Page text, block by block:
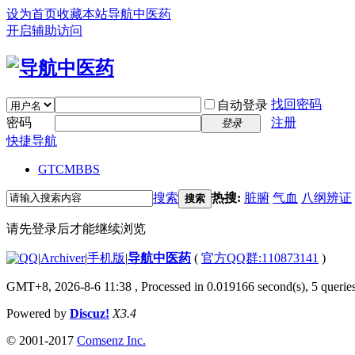
设为首页收藏本站导航中医药
开启辅助访问
自动登录 找回密码
密码
登录
注册
快捷导航
GTCMBBS
搜索 搜索 热搜: 脏腑 气血 八纲辨证
请先登录后才能继续浏览
|Archiver|手机版|导航中医药 ( 官方QQ群:110873141 )
GMT+8, 2026-8-6 11:38 , Processed in 0.019166 second(s), 5
Powered by Discuz! X3.4
© 2001-2017 Comsenz Inc.